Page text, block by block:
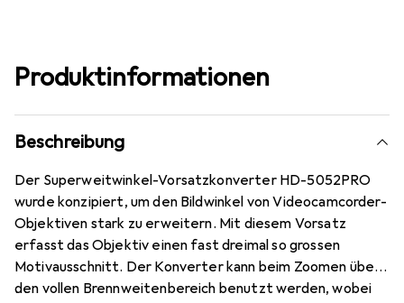
Produktinformationen
Beschreibung
Der Superweitwinkel-Vorsatzkonverter HD-5052PRO
wurde konzipiert, um den Bildwinkel von Videocamcorder-
Objektiven stark zu erweitern. Mit diesem Vorsatz
erfasst das Objektiv einen fast dreimal so grossen
Motivausschnitt. Der Konverter kann beim Zoomen über
den vollen Brennweitenbereich benutzt werden, wobei